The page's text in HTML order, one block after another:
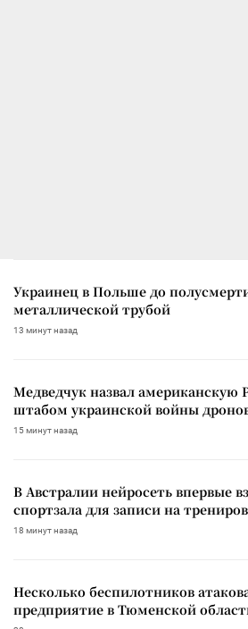
Украинец в Польше до
металлической трубой
13 минут назад
Медведчук назвал
штабом украинской войны
15 минут назад
В Австралии нейросеть впервые
спортзала для записи на
18 минут назад
Несколько беспилотников
предприятие в Тюменской